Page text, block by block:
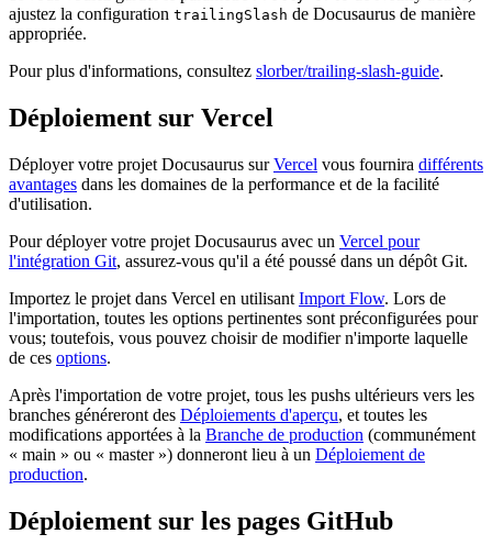
ajustez la configuration trailingSlash de Docusaurus de manière
appropriée.
Pour plus d'informations, consultez slorber/trailing-slash-guide.
Déploiement sur Vercel
Déployer votre projet Docusaurus surVercel vous fournira différents
avantages dans les domaines de la performance et de la facilité
d'utilisation.
Pour déployer votre projet Docusaurus avec un Vercel pour
l'intégration Git, assurez-vous qu'il a été poussé dans un dépôt Git.
Importez le projet dans Vercel en utilisant Import Flow. Lors de
l'importation, toutes les options pertinentes sont préconfigurées pour
vous; toutefois, vous pouvez choisir de modifier n'importe laquelle
de ces options.
Après l'importation de votre projet, tous les pushs ultérieurs vers les
branches généreront des Déploiements d'aperçu, et toutes les
modifications apportées à la Branche de production (communément
« main » ou « master ») donneront lieu à un Déploiement de
production.
Déploiement sur les pages GitHub